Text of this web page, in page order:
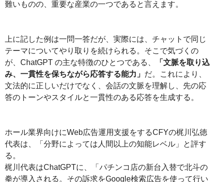
難いものの、重要な産業の一つであると言えます。
上に記した例は一問一答だが、実際には、チャットで同じ
テーマについてやり取りを続けられる。そこで気づくの
が、ChatGPT の主な特徴のひとつである、
「文脈を取り込
み、一貫性を保ちながら応答する能力」 だ。これにより、
文法的に正しいだけでなく、会話の文脈を理解し、先の応
答のトーンやスタイルと一貫性のある応答を生成する。
ホール業界向けにWeb広告運用支援をするCFYの梶川弘徳
代表は、「分野によっては人間以上の知能レベル」と評す
る。
梶川代表はChatGPTに、「パチンコ店の新台入替で北斗の
拳が導入される。その訴求をGoogle検索広告を使って行い